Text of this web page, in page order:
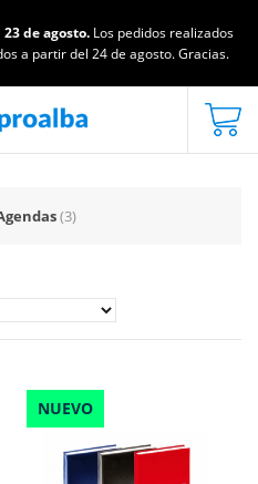
de agosto. Los pedidos realizados
a partir del 24 de agosto. Gracias.
(3)
NUEVO